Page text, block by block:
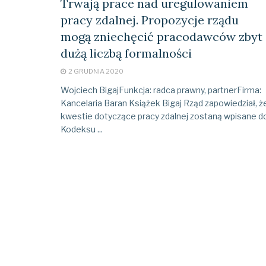
Trwają prace nad uregulowaniem
pracy zdalnej. Propozycje rządu
mogą zniechęcić pracodawców zbyt
dużą liczbą formalności
2 GRUDNIA 2020
Wojciech BigajFunkcja: radca prawny, partnerFirma:
Kancelaria Baran Książek Bigaj Rząd zapowiedział,
kwestie dotyczące pracy zdalnej zostaną wpisane
Kodeksu ...